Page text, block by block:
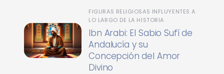
FIGURAS RELIGIOSAS INFLUYENTES A
LO LARGO DE LA HISTORIA
Ibn Arabi: El Sabio Sufí de
Andalucía y su
Concepción del Amor
Divino